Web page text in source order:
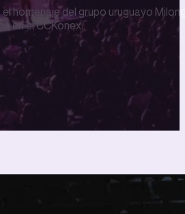
el homenaje del grupo uruguayo
en el CCKonex.